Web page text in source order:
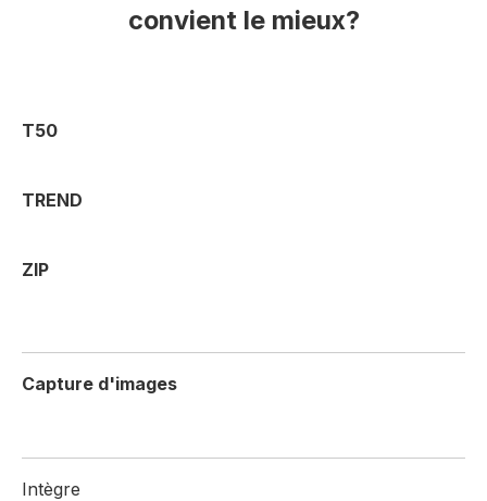
convient le mieux?
T50
TREND
ZIP
Capture d'images
Intègre